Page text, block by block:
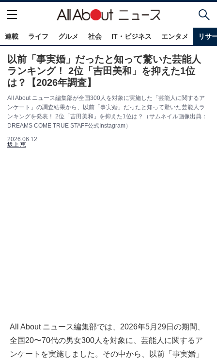
連載 ライフ グルメ 社会 IT・ビジネス エンタメ リサ
以前「事実婚」だったと知って驚いた芸能人
ランキング！ 2位「吉田美和」を抑えた1位
は？【2026年調査】
All About ニュース編集部が全国300人を対象に実施した「芸能人に関するア
ンケート」の調査結果から、以前「事実婚」だったと知って驚いた芸能人ラ
ンキングを発表！ 2位「吉田美和」を抑えた1位は？（サムネイル画像出典：
DREAMS COME TRUE STAFF公式Instagram）
2026.06.12
坂上 恵
All About ニュース編集部では、2026年5月29日の期間、
全国20〜70代の男女300人を対象に、芸能人に関するア
ンケートを実施しました。その中から、以前「事実婚」